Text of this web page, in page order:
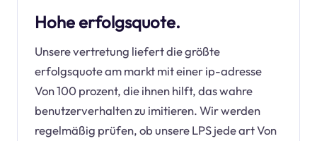
Hohe erfolgsquote.
Unsere vertretung liefert die größte
erfolgsquote am markt mit einer ip-adresse
Von 100 prozent, die ihnen hilft, das wahre
benutzerverhalten zu imitieren. Wir werden
regelmäßig prüfen, ob unsere LPS jede art Von